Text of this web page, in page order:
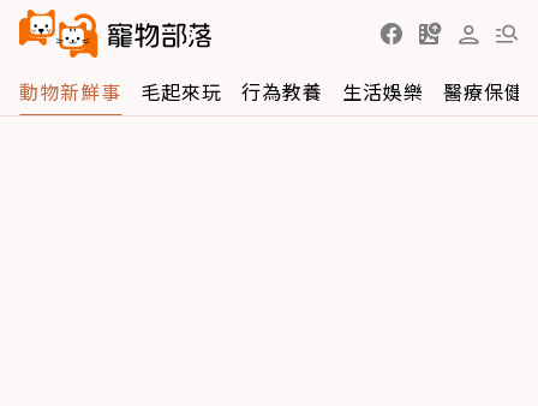
動物新鮮事 毛起來玩 行為教養 生活娛樂 醫療保健